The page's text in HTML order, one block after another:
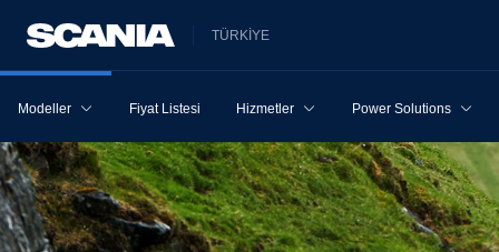
TÜRKİYE
Modeller Fiyat Listesi Hizmetler Power Solutions